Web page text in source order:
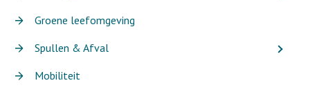
Groene leefomgeving
Spullen & Afval
Mobiliteit